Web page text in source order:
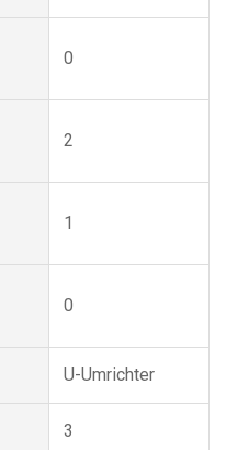
0
2
1
0
U-Umrichter
3